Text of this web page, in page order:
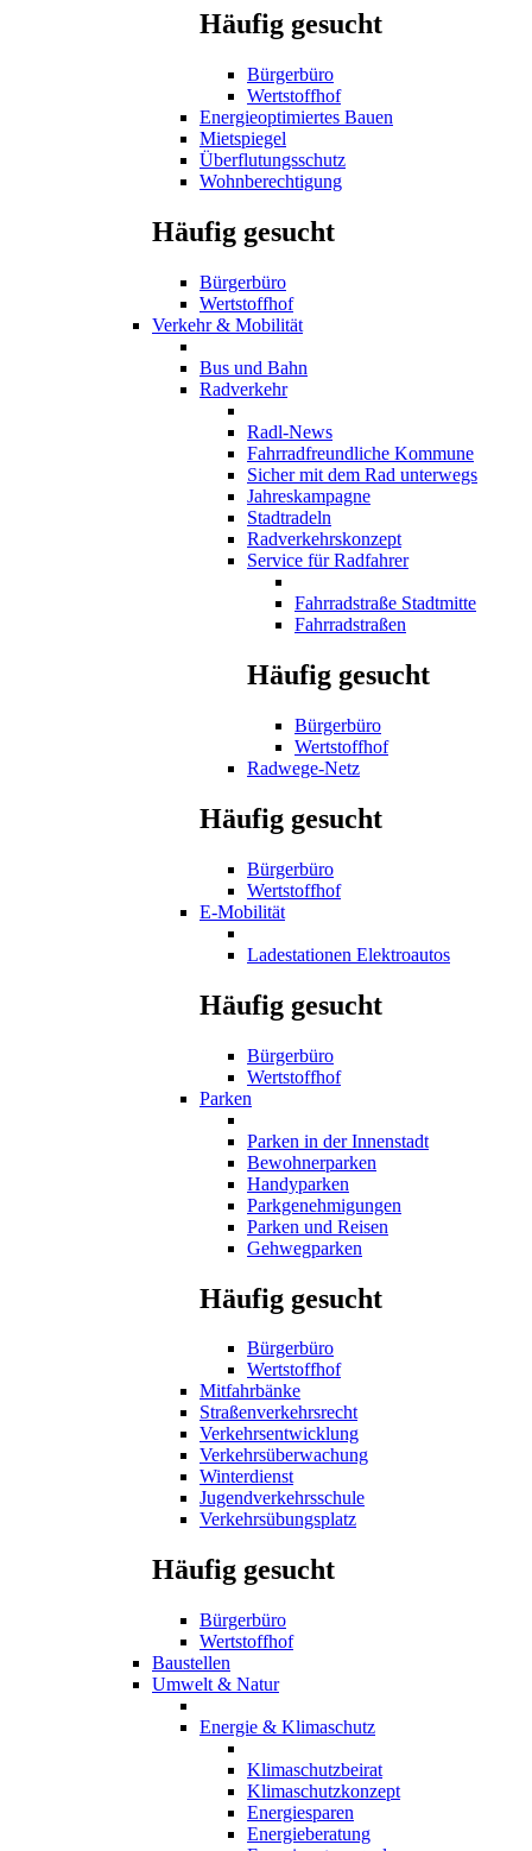
Häufig gesucht
Bürgerbüro
Wertstoffhof
Energieoptimiertes Bauen
Mietspiegel
Überflutungsschutz
Wohnberechtigung
Häufig gesucht
Bürgerbüro
Wertstoffhof
Verkehr & Mobilität
Bus und Bahn
Radverkehr
Radl-News
Fahrradfreundliche Kommune
Sicher mit dem Rad unterwegs
Jahreskampagne
Stadtradeln
Radverkehrskonzept
Service für Radfahrer
Fahrradstraße Stadtmitte
Fahrradstraßen
Häufig gesucht
Bürgerbüro
Wertstoffhof
Radwege-Netz
Häufig gesucht
Bürgerbüro
Wertstoffhof
E-Mobilität
Ladestationen Elektroautos
Häufig gesucht
Bürgerbüro
Wertstoffhof
Parken
Parken in der Innenstadt
Bewohnerparken
Handyparken
Parkgenehmigungen
Parken und Reisen
Gehwegparken
Häufig gesucht
Bürgerbüro
Wertstoffhof
Mitfahrbänke
Straßenverkehrsrecht
Verkehrsentwicklung
Verkehrsüberwachung
Winterdienst
Jugendverkehrsschule
Verkehrsübungsplatz
Häufig gesucht
Bürgerbüro
Wertstoffhof
Baustellen
Umwelt & Natur
Energie & Klimaschutz
Klimaschutzbeirat
Klimaschutzkonzept
Energiesparen
Energieberatung